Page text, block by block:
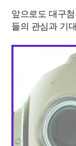
앞으로도 대구
들의 관심과 기